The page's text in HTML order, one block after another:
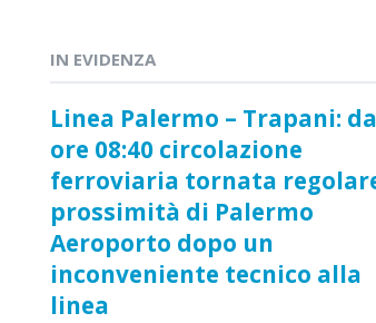
IN EVIDENZA
Linea Palermo – Trapani:
ore 08:40 circolazione
ferroviaria tornata
prossimità di Palermo
Aeroporto dopo un
inconveniente tecnico alla
linea